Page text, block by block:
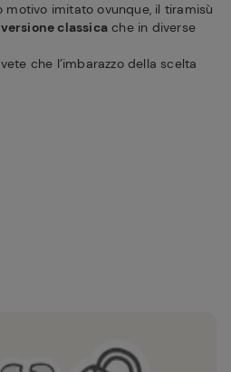
imitato ovunque, il tiramisù
versione classica che in diverse
che l’imbarazzo della scelta